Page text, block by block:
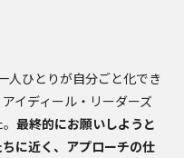
人ひとりが自分ごと化でき
イディール・リーダーズ
最終的にお願いしようと
に近く、アプローチの仕